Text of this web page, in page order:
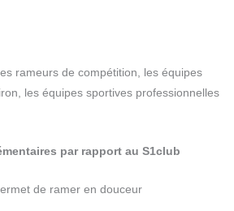
rameurs de compétition, les équipes
les équipes sportives professionnelles
par rapport au S1club
de ramer en douceur